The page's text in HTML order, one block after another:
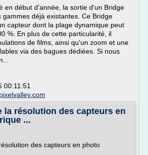
en début d'année, la sortie d'un Bridge
gammes déjà existantes. Ce Bridge
capteur dont la plage dynamique peut
%. En plus de cette particularité, il
de films, ainsi qu'un zoom et une
via des bagues dédiées. Si nous
00:11:51
la résolution des capteurs en
...
des capteurs en photo